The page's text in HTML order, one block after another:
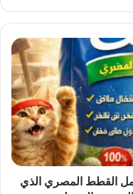
القطط المصري الذي